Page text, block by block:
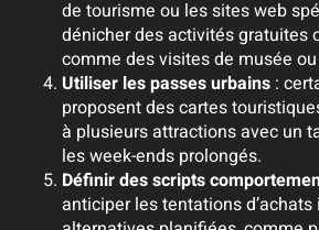
de tourisme ou les sites web
dénicher des activités gratuites
comme des visites de musée
Utiliser les passes urbains :
proposent des cartes
à plusieurs attractions avec un
les week-ends prolongés.
Définir des scripts
anticiper les tentations